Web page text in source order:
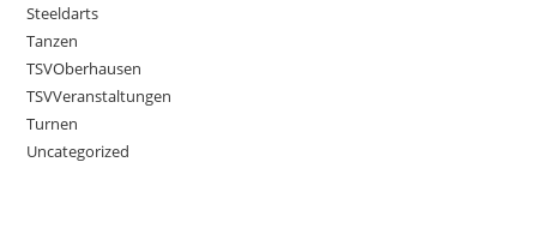
Steeldarts
Tanzen
TSVOberhausen
TSVVeranstaltungen
Turnen
Uncategorized